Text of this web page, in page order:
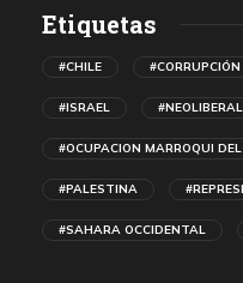
Etiquetas
#CHILE #CORRUPCIÓN
#ISRAEL
#OCUPACION MARROQUI
#PALESTINA
#SAHARA OCCIDENTAL